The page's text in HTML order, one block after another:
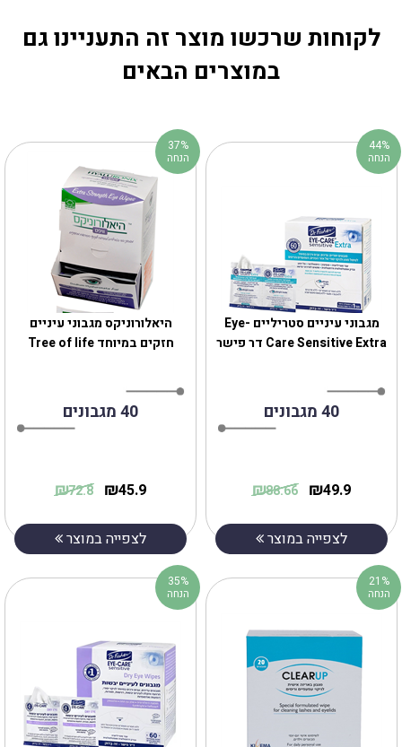
לקוחות שרכשו מוצר זה התעניינו גם
במוצרים הבאים
היאלורוניקס מגבוני עיניים
חזקים במיוחד Tree of life
40 מגבונים
45.9
₪
72.8
₪
לצפייה במוצר
37%
הנחה
מגבוני עיניים סטריליים Eye-
Care Sensitive Extra דר פישר
40 מגבונים
49.9
₪
88.66
₪
לצפייה במוצר
44%
הנחה
35%
הנחה
21%
הנחה